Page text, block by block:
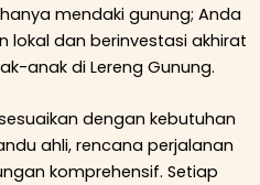
mendaki gunung; Anda
lokal dan berinvestasi akhirat
anak di Lereng Gunung.
dengan kebutuhan
ahli, rencana perjalanan
komprehensif. Setiap